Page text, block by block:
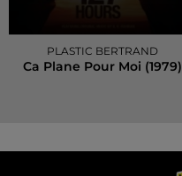
PLASTIC BERTRAND
Ca Plane Pour Moi (1979)